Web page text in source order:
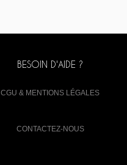
BESOIN D'AIDE ?
CGU & MENTIONS LÉGALES
CONTACTEZ-NOUS